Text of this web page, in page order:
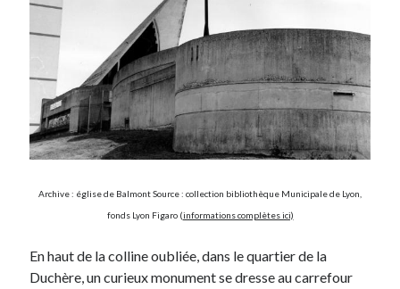
Daddy
Engagé
Humeur
Lectures
Lyon
Lyon à Livre Ouvert
Non classé
Parole de Follower
Photos
Post inutile
Archive : église de Balmont Source : collection bibliothèque Municipale de Lyon,
fonds Lyon Figaro (informations complètes ici)
En haut de la colline oubliée, dans le quartier de la
Duchère, un curieux monument se dresse au carrefour